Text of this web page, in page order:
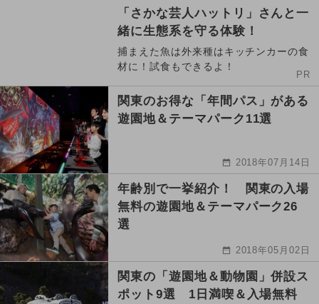
「さかな芸人ハットリ」さんと一
緒に生態系を守る体験！
捕まえた魚は外来種はキッチンカーの食
材に！試食もできるよ！
PR
関東のお得な「年間パス」がある
遊園地＆テーマパーク11選
2018年07月14日
年齢別で一挙紹介！ 関東の入場
無料の遊園地＆テーマパーク26
選
2018年05月02日
関東の「遊園地＆動物園」併設ス
ポット9選 1日満喫＆入場無料